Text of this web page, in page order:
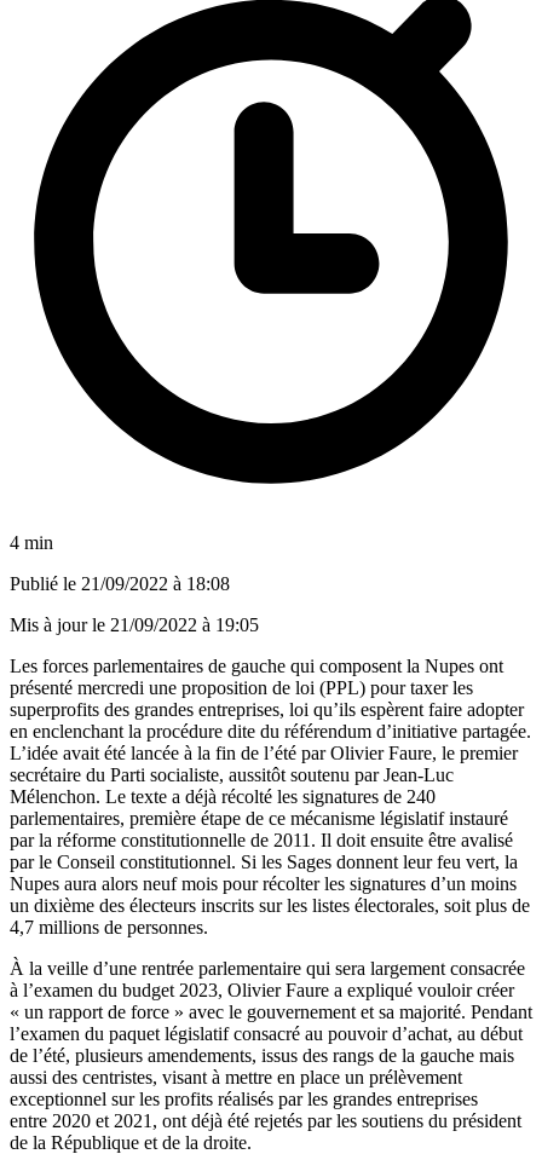
4 min
Publié le 21/09/2022 à 18:08
Mis à jour le 21/09/2022 à 19:05
Les forces parlementaires de gauche qui composent la Nupes ont
présenté mercredi une proposition de loi (PPL) pour taxer les
superprofits des grandes entreprises, loi qu’ils espèrent faire adopter
en enclenchant la procédure dite du référendum d’initiative partagée.
L’idée avait été lancée à la fin de l’été par Olivier Faure, le premier
secrétaire du Parti socialiste, aussitôt soutenu par Jean-Luc
Mélenchon. Le texte a déjà récolté les signatures de 240
parlementaires, première étape de ce mécanisme législatif instauré
par la réforme constitutionnelle de 2011. Il doit ensuite être avalisé
par le Conseil constitutionnel. Si les Sages donnent leur feu vert, la
Nupes aura alors neuf mois pour récolter les signatures d’un moins
un dixième des électeurs inscrits sur les listes électorales, soit plus de
4,7 millions de personnes.
À la veille d’une rentrée parlementaire qui sera largement consacrée
à l’examen du budget 2023, Olivier Faure a expliqué vouloir créer
« un rapport de force » avec le gouvernement et sa majorité. Pendant
l’examen du paquet législatif consacré au pouvoir d’achat, au début
de l’été, plusieurs amendements, issus des rangs de la gauche mais
aussi des centristes, visant à mettre en place un prélèvement
exceptionnel sur les profits réalisés par les grandes entreprises
entre 2020 et 2021, ont déjà été rejetés par les soutiens du président
de la République et de la droite.